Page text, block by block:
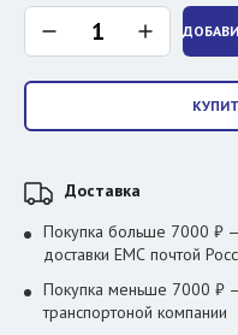
Доставка
Покупка больше 7000 ₽
доставки ЕМС почтой
Покупка меньше 7000 ₽
транспортоной компании